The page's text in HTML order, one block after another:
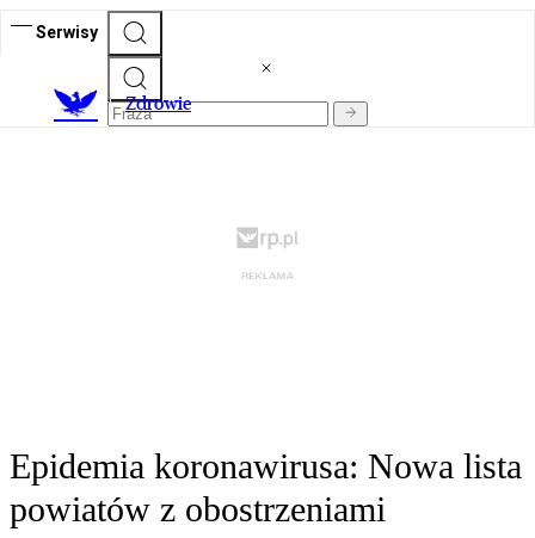
Serwisy
Zdrowie
Epidemia koronawirusa: Nowa lista
powiatów z obostrzeniami